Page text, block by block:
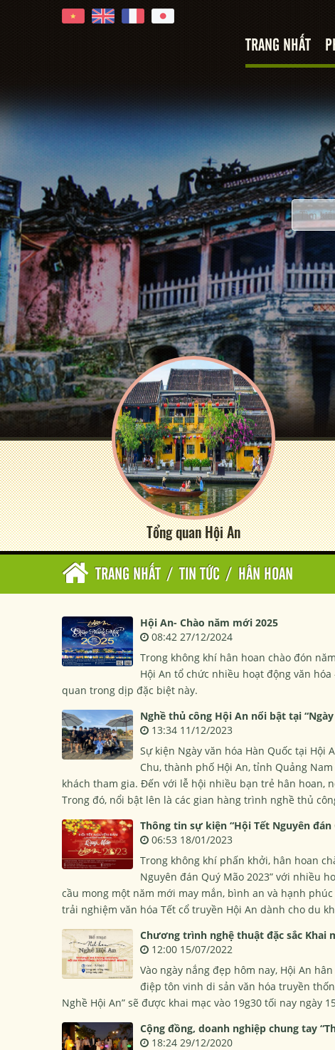
TRANG NHẤT
Tổng quan Hội An
TRANG NHẤT / TIN TỨC / HÂN HOAN
Hội An- Chào năm mới 2025
08:42 27/12/2024
Trong không khí hân hoan chào đón
Hội An tổ chức nhiều hoạt động văn
quan trong dịp đặc biệt này.
Nghề thủ công Hội An nổi bật tại
13:34 11/12/2023
Sự kiện Ngày văn hóa Hàn Quốc tại Hội
Chu, thành phố Hội An, tỉnh Quảng
khách tham gia. Đến với lễ hội nhiều bạn trẻ hân hoan,
Trong đó, nổi bật lên là các gian hàng trình nghề thủ
Thông tin sự kiện “Hội Tết Nguyên đán
06:53 18/01/2023
Trong không khí phấn khởi, hân hoan
Nguyên đán Quý Mão 2023” với nhiều
cầu mong một năm mới may mắn, bình an và hạnh
trải nghiệm văn hóa Tết cổ truyền Hội An dành cho du
Chương trình nghệ thuật đặc sắc Khai
12:00 15/07/2022
Vào ngày nắng đẹp hôm nay, Hội An
điệp tôn vinh di sản văn hóa truyền
Nghề Hội An” sẽ được khai mạc vào 19g30 tối nay ngày
Cộng đồng, doanh nghiệp chung tay
18:24 29/12/2020